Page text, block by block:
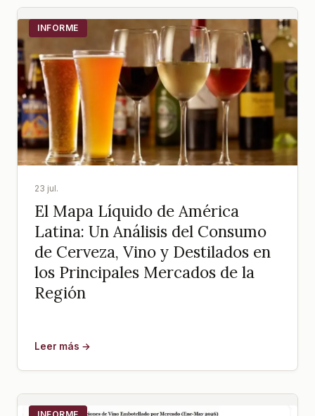
INFORME
23 jul.
El Mapa Líquido de América
Latina: Un Análisis del Consumo
de Cerveza, Vino y Destilados en
los Principales Mercados de la
Región
Leer más →